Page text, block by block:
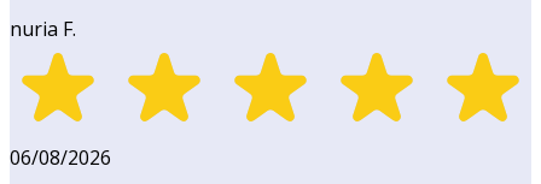
nuria F.
06/08/2026